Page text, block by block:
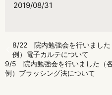
2019/08/31
8/22 院内勉強会を行いました
例）電子カルテについて
9/5 院内勉強会を行いました（
例）ブラッシング法について